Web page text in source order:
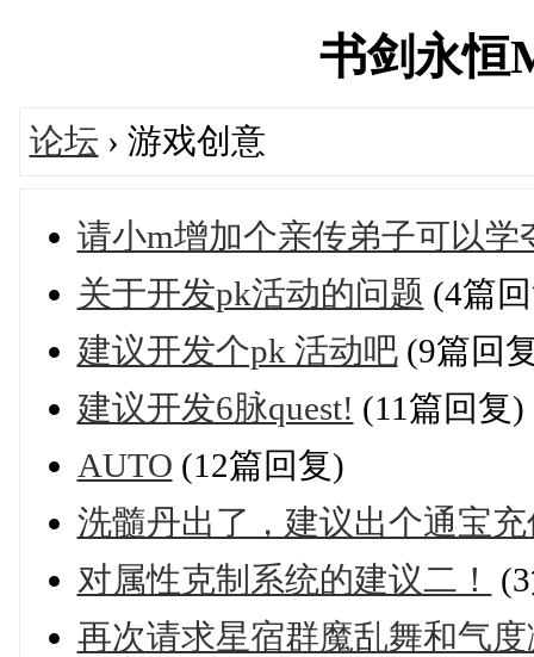
书剑永恒
论坛 › 游戏创意
请小m增加个亲传弟子可以学
关于开发pk活动的问题 (4篇
建议开发个pk 活动吧(9篇回
建议开发6脉quest! (11篇回复)
AUTO (12篇回复)
洗髓丹出了，建议出个通宝
对属性克制系统的建议二！
再次请求星宿群魔乱舞和气